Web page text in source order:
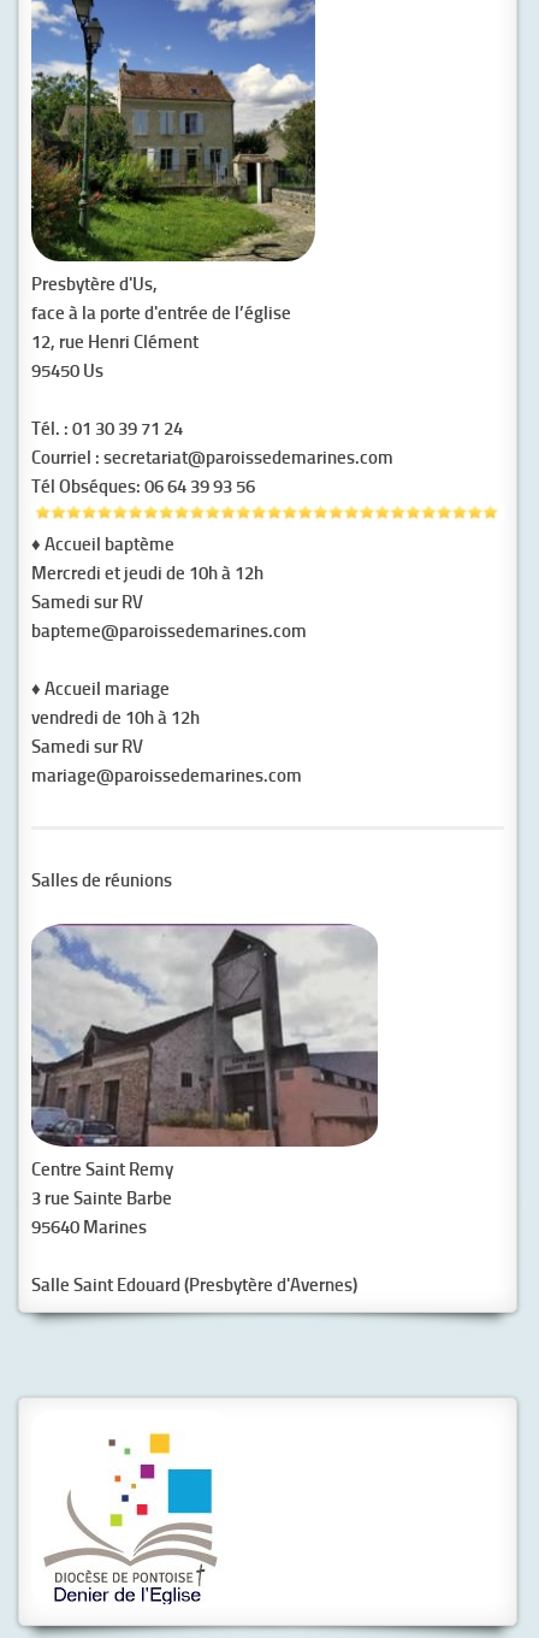
Presbytère d'Us,
face à la porte d'entrée de l’église
12, rue Henri Clément
95450 Us
Tél. : 01 30 39 71 24
Courriel : secretariat@paroissedemarines.com
Tél Obséques: 06 64 39 93 56
♦ Accueil baptème
Mercredi et jeudi de 10h à 12h
Samedi sur RV
bapteme@paroissedemarines.com
♦ Accueil mariage
vendredi de 10h à 12h
Samedi sur RV
mariage@paroissedemarines.com
Salles de réunions
Centre Saint Remy
3 rue Sainte Barbe
95640 Marines
Salle Saint Edouard (Presbytère d'Avernes)